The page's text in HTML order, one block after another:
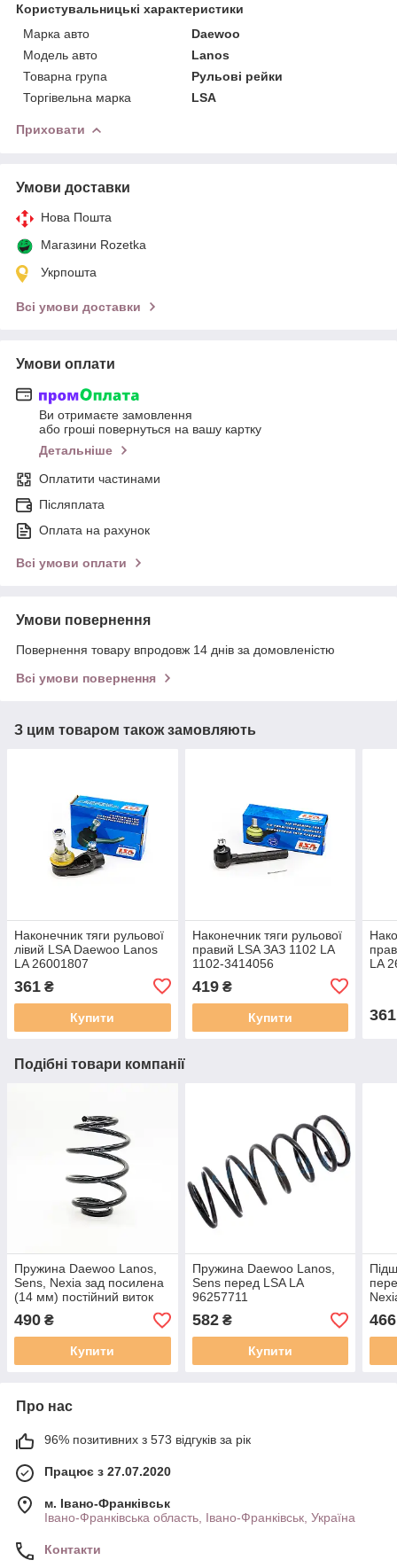
Користувальницькі характеристики
Марка авто
Daewoo
Модель авто
Lanos
Товарна група
Рульові рейки
Торгівельна марка
LSA
Приховати
Умови доставки
Нова Пошта
Магазини Rozetka
Укрпошта
Всі умови доставки
Умови оплати
Ви отримаєте замовлення
або гроші повернуться на вашу картку
Детальніше
Оплатити частинами
Післяплата
Оплата на рахунок
Всі умови оплати
Умови повернення
Повернення товару впродовж 14 днів за домовленістю
Всі умови повернення
З цим товаром також замовляють
Наконечник тяги рульової
лівий LSA Daewoo Lanos
LA 26001807
361 ₴
Купити
Наконечник тяги рульової
правий LSA ЗАЗ 1102 LA
1102-3414056
419₴
Купити
LA
361
Подібні товари компанії
Пружина Daewoo Lanos,
Sens, Nexia зад посилена
(14 мм) постійний виток
LSA LA 96273938
490 ₴
Купити
Пружина Daewoo Lanos,
Sens перед LSA LA
96257711
582₴
Купити
466
Про нас
96% позитивних з 573 відгуків за рік
Працює з 27.07.2020
м. Івано-Франківськ
Івано-Франківська область, Івано-Франківськ, Україна
Контакти